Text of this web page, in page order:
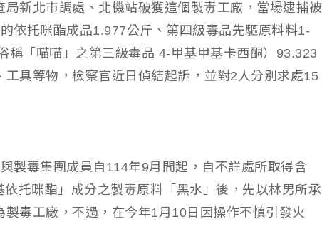
局新北市調處、北機站破獲這個製毒工廠，當場逮捕被
依托咪酯成品1.977公斤、第四級毒品先驅原料料1-
稱「喵喵」之第三級毒品 4-甲基甲基卡西酮）93.323
工具等物，檢察官近日偵結起訴，並對2人分別求處15
製毒集團成員自114年9月間起，自不詳處所取得含
托咪酯」成分之製毒原料「黑水」後，先以林男所承
毒工廠，不過，在今年1月10日因操作不慎引發火